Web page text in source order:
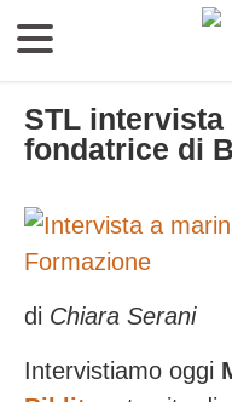
STL
fondatrice di
di Chiara Serani
Intervistiamo oggi